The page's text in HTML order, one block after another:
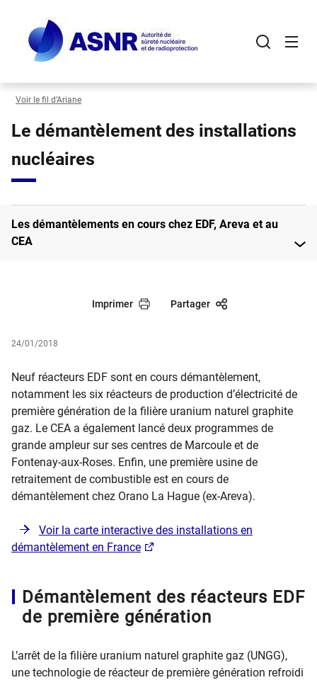
contenu
principal
Voir le fil d’Ariane
Le démantèlement des installations
nucléaires
Les démantèlements en cours chez EDF, Areva et au
CEA
Imprimer Partager
24/01/2018
​​​Neuf réacteurs EDF sont en cours démantèlement,
notamment les six réacteurs de production d’électricité de
première génération de la filière uranium naturel graphite
gaz. Le CEA a également lancé deux programmes de
grande ampleur sur ses centres de Marcoule et de
Fontenay-aux-Roses. Enfin, une première usine de
retraitement de combustible est en cours de
démantèlement chez Orano La Hague (ex-Areva).
Voir la carte interactive des installations en
démantèlement en France
Démantèlement des réacteurs EDF
de première génération
L’arrêt de la filière uranium naturel graphite gaz (UNGG),
une technologie de réacteur de première génération refroidi